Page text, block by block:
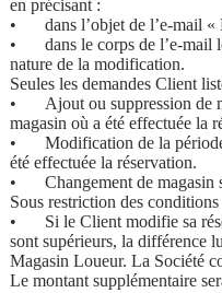
en précisant :
•
dans l’objet de l’e-mail
•
dans le corps de l’e-mail
nature de la modification.
Seules les demandes Client
•
Ajout ou suppression de
magasin où a été effectuée la
•
Modification de la
été effectuée la réservation.
•
Changement de
Sous restriction des conditions
•
Si le Client modifie sa
sont supérieurs, la différence
Magasin Loueur. La Société
Le montant supplémentaire